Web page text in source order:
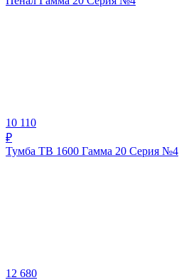
10 110
₽
Тумба ТВ 1600 Гамма 20 Серия №4
12 680